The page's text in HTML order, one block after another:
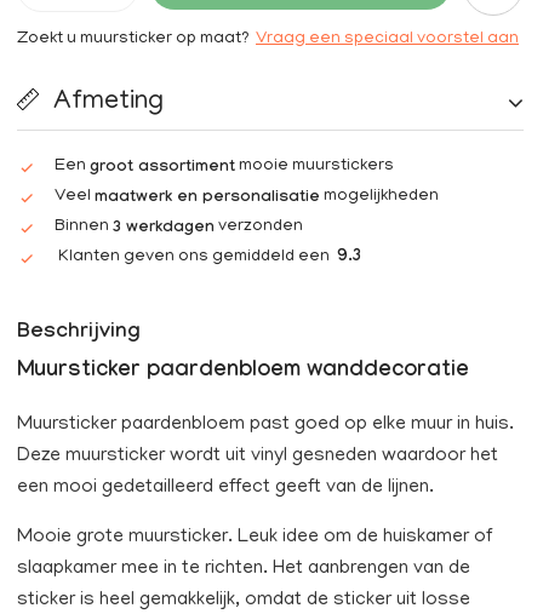
Zoekt u muursticker op maat? Vraag een speciaal voorstel aan
Afmeting
Een groot assortiment mooie muurstickers
Veel maatwerk en personalisatie mogelijkheden
Binnen 3 werkdagen verzonden
Klanten geven ons gemiddeld een 9.3
Beschrijving
Muursticker paardenbloem wanddecoratie
Muursticker paardenbloem past goed op elke muur in huis.
Deze muursticker wordt uit vinyl gesneden waardoor het
een mooi gedetailleerd effect geeft van de lijnen.
Mooie grote muursticker. Leuk idee om de huiskamer of
slaapkamer mee in te richten. Het aanbrengen van de
sticker is heel gemakkelijk, omdat de sticker uit losse